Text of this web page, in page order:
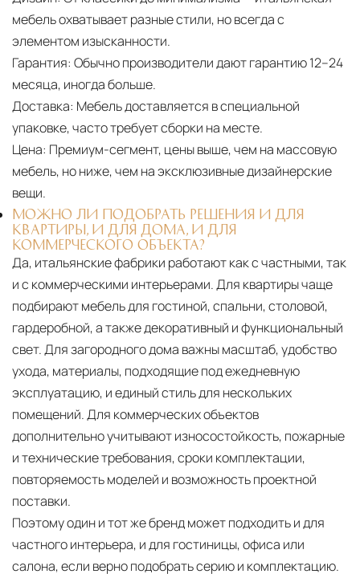
мебель охватывает разные стили, но всегда с
элементом изысканности.
Гарантия: Обычно производители дают гарантию 12–24
месяца, иногда больше.
Доставка: Мебель доставляется в специальной
упаковке, часто требует сборки на месте.
Цена: Премиум-сегмент, цены выше, чем на массовую
мебель, но ниже, чем на эксклюзивные дизайнерские
вещи.
МОЖНО ЛИ ПОДОБРАТЬ РЕШЕНИЯ И ДЛЯ
КВАРТИРЫ, И ДЛЯ ДОМА, И ДЛЯ
КОММЕРЧЕСКОГО ОБЪЕКТА?
Да, итальянские фабрики работают как с частными, так
и с коммерческими интерьерами. Для квартиры чаще
подбирают мебель для гостиной, спальни, столовой,
гардеробной, а также декоративный и функциональный
свет. Для загородного дома важны масштаб, удобство
ухода, материалы, подходящие под ежедневную
эксплуатацию, и единый стиль для нескольких
помещений. Для коммерческих объектов
дополнительно учитывают износостойкость, пожарные
и технические требования, сроки комплектации,
повторяемость моделей и возможность проектной
поставки.
Поэтому один и тот же бренд может подходить и для
частного интерьера, и для гостиницы, офиса или
салона, если верно подобрать серию и комплектацию.